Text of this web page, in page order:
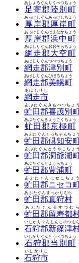
足寄郡陸別町
あしょろぐんりくべつちょう
厚岸郡厚岸町
あっけしぐんあっけしちょう
厚岸郡浜中町
あっけしぐんはまなかちょう
網走郡大空町
あばしりぐんおおぞらちょう
網走郡津別町
あばしりぐんつべつちょう
網走郡美幌町
あばしりぐんびほろちょう
網走市
あばしりし
虻田郡喜茂別
あぶたぐんきもべつちょう
虻田郡京極町
あぶたぐんきょうごくちょう
虻田郡倶知安
あぶたぐんくっちゃんちょう
虻田郡洞爺湖
あぶたぐんとうやこちょう
虻田郡豊浦町
あぶたぐんとようらちょう
虻田郡ニセコ
あぶたぐんにせこちょう
虻田郡真狩村
あぶたぐんまっかりむら
虻田郡留寿都
あぶたぐんるすつむら
石狩郡新篠津
いしかりぐんしんしのつむら
石狩郡当別町
いしかりぐんとうべつちょう
石狩市
いしかりし